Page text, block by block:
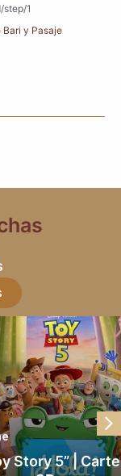
1
Bari y Pasaje
Story 5” |